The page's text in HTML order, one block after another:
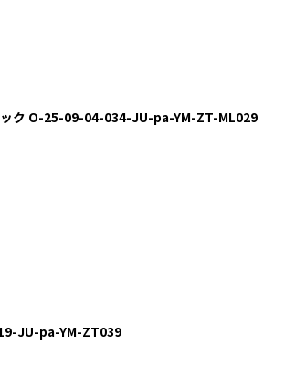
ク O-25-09-04-034-JU-pa-YM-ZT-ML029
JU-pa-YM-ZT039